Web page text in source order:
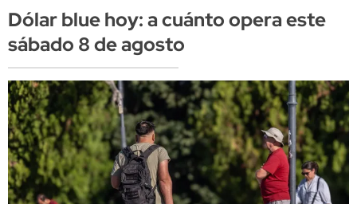
Dólar blue hoy: a cuánto opera este
sábado 8 de agosto